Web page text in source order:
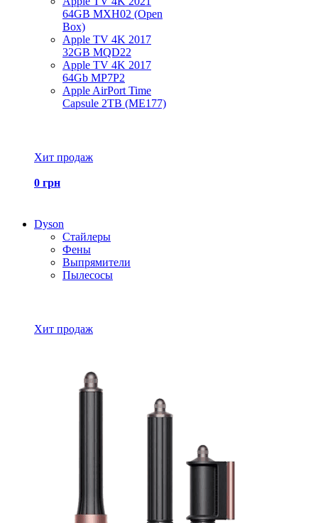
64GB MXH02 (Open
Box)
Apple TV 4K 2017
32GB MQD22
Apple TV 4K 2017
64Gb MP7P2
Apple AirPort Time
Capsule 2TB (ME177)
Хит продаж
0 грн
Dyson
Стайлеры
Фены
Выпрямители
Пылесосы
Хит продаж